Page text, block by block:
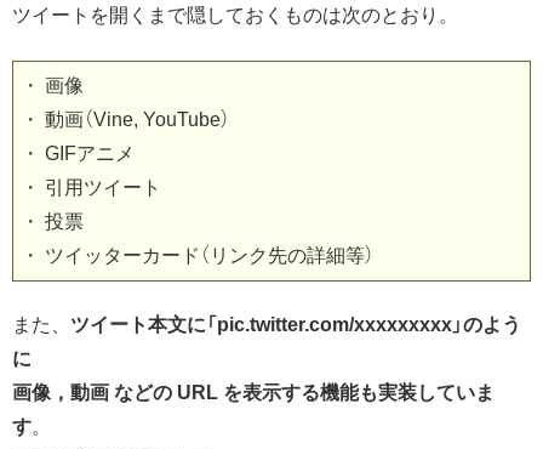
ツイートを開くまで隠しておくものは次のとおり。
・ 画像
・ 動画（Vine, YouTube）
・ GIFアニメ
・ 引用ツイート
・ 投票
・ ツイッターカード（リンク先の詳細等）
また、 ツイート本文に「pic.twitter.com/xxxxxxxxx」のよう
に
画像，動画 などの URL を表示する機能も実装していま
す。